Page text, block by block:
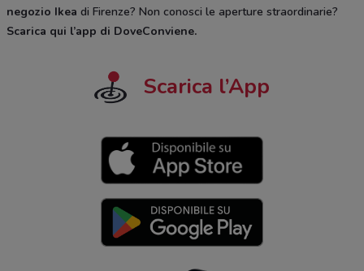
negozio Ikea di Firenze? Non conosci le aperture straordinarie?
Scarica qui l’app di DoveConviene.
Scarica l’App